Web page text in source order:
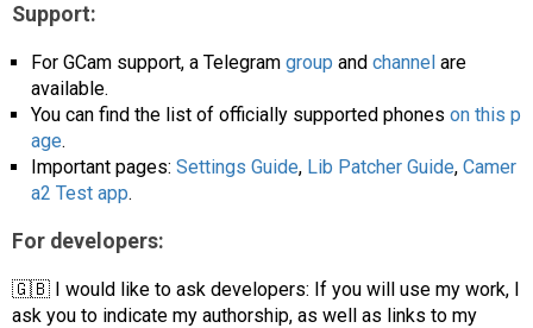
Support:
For GCam support, a Telegram group and channel are
available.
You can find the list of officially supported phones on this p
age.
Important pages: Settings Guide, Lib Patcher Guide, Camer
a2 Test app.
For developers:
🇬🇧 I would like to ask developers: If you will use my work, I
ask you to indicate my authorship, as well as links to my